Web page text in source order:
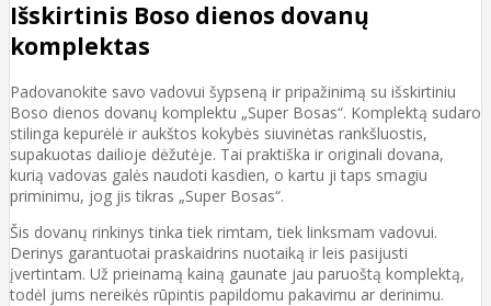
Išskirtinis Boso dienos dovanų
komplektas
Padovanokite savo vadovui šypseną ir pripažinimą su išskirtiniu
Boso dienos dovanų komplektu „Super Bosas“. Komplektą sudaro
stilinga kepurėlė ir aukštos kokybės siuvinėtas rankšluostis,
supakuotas dailioje dėžutėje. Tai praktiška ir originali dovana,
kurią vadovas galės naudoti kasdien, o kartu ji taps smagiu
priminimu, jog jis tikras „Super Bosas“.
Šis dovanų rinkinys tinka tiek rimtam, tiek linksmam vadovui.
Derinys garantuotai praskaidrins nuotaiką ir leis pasijusti
įvertintam. Už prieinamą kainą gaunate jau paruoštą komplektą,
todėl jums nereikės rūpintis papildomu pakavimu ar derinimu.